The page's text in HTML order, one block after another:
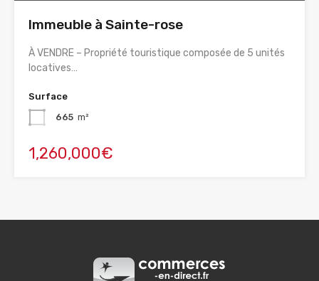
Immeuble à Sainte-rose
À VENDRE – Propriété touristique composée de 5 unités
locatives…
Surface
665 m²
1,260,000€